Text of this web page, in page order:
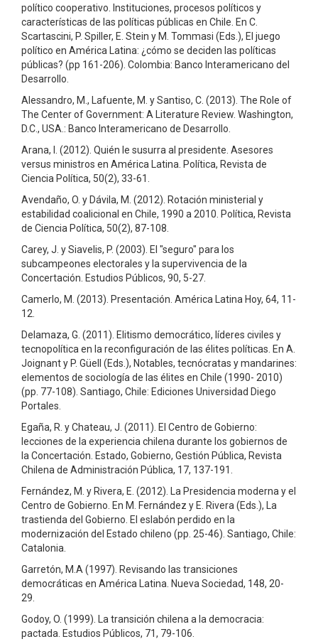
político cooperativo. Instituciones, procesos políticos y
características de las políticas públicas en Chile. En C.
Scartascini, P. Spiller, E. Stein y M. Tommasi (Eds.), El juego
político en América Latina: ¿cómo se deciden las políticas
públicas? (pp 161-206). Colombia: Banco Interamericano del
Desarrollo.
Alessandro, M., Lafuente, M. y Santiso, C. (2013). The Role of
The Center of Government: A Literature Review. Washington,
D.C., USA.: Banco Interamericano de Desarrollo.
Arana, I. (2012). Quién le susurra al presidente. Asesores
versus ministros en América Latina. Política, Revista de
Ciencia Política, 50(2), 33-61.
Avendaño, O. y Dávila, M. (2012). Rotación ministerial y
estabilidad coalicional en Chile, 1990 a 2010. Política, Revista
de Ciencia Política, 50(2), 87-108.
Carey, J. y Siavelis, P. (2003). El "seguro" para los
subcampeones electorales y la supervivencia de la
Concertación. Estudios Públicos, 90, 5-27.
Camerlo, M. (2013). Presentación. América Latina Hoy, 64, 11-
12.
Delamaza, G. (2011). Elitismo democrático, líderes civiles y
tecnopolítica en la reconfiguración de las élites políticas. En A.
Joignant y P. Güell (Eds.), Notables, tecnócratas y mandarines:
elementos de sociología de las élites en Chile (1990- 2010)
(pp. 77-108). Santiago, Chile: Ediciones Universidad Diego
Portales.
Egaña, R. y Chateau, J. (2011). El Centro de Gobierno:
lecciones de la experiencia chilena durante los gobiernos de
la Concertación. Estado, Gobierno, Gestión Pública, Revista
Chilena de Administración Pública, 17, 137-191.
Fernández, M. y Rivera, E. (2012). La Presidencia moderna y el
Centro de Gobierno. En M. Fernández y E. Rivera (Eds.), La
trastienda del Gobierno. El eslabón perdido en la
modernización del Estado chileno (pp. 25-46). Santiago, Chile:
Catalonia.
Garretón, M.A (1997). Revisando las transiciones
democráticas en América Latina. Nueva Sociedad, 148, 20-
29.
Godoy, O. (1999). La transición chilena a la democracia:
pactada. Estudios Públicos, 71, 79-106.